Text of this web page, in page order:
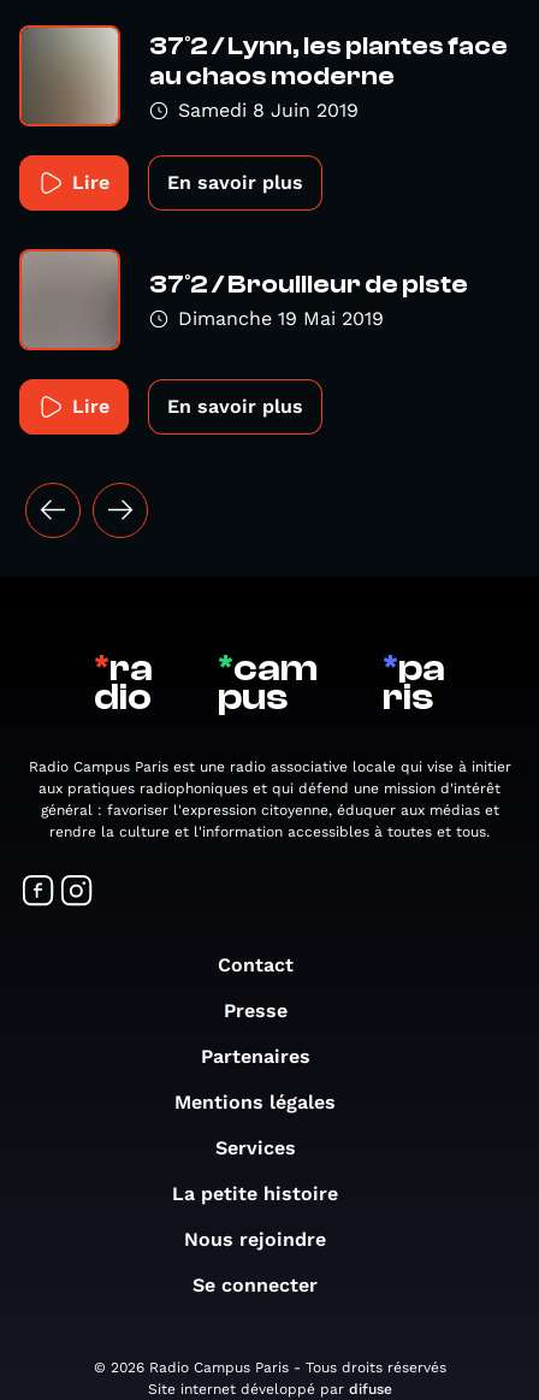
37°2 / Lynn, les plantes face
au chaos moderne
Samedi 8 Juin 2019
Lire En savoir plus
37°2 / Brouilleur de piste
Dimanche 19 Mai 2019
Lire En savoir plus
*ra
dio
*cam
pus
*pa
ris
Radio Campus Paris est une radio associative locale qui vise à initier
aux pratiques radiophoniques et qui défend une mission d'intérêt
général : favoriser l'expression citoyenne, éduquer aux médias et
rendre la culture et l'information accessibles à toutes et tous.
Contact
Presse
Partenaires
Mentions légales
Services
La petite histoire
Nous rejoindre
Se connecter
© 2026 Radio Campus Paris - Tous droits réservés
Site internet développé par difuse